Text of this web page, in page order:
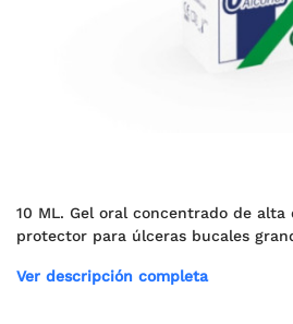
10 ML. Gel oral concentrado de alta
protector para úlceras bucales
Ver descripción completa